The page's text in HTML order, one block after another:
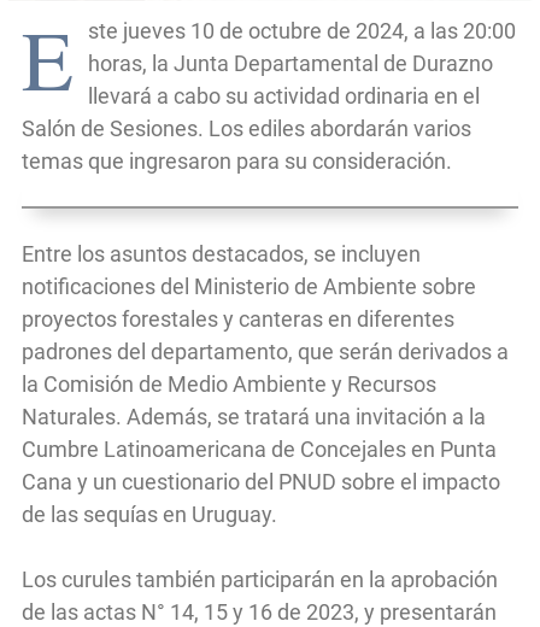
E
ste jueves 10 de octubre de 2024, a las 20:00
horas, la Junta Departamental de Durazno
llevará a cabo su actividad ordinaria en el
Salón de Sesiones. Los ediles abordarán varios
temas que ingresaron para su consideración.
Entre los asuntos destacados, se incluyen
notificaciones del Ministerio de Ambiente sobre
proyectos forestales y canteras en diferentes
padrones del departamento, que serán derivados a
la Comisión de Medio Ambiente y Recursos
Naturales. Además, se tratará una invitación a la
Cumbre Latinoamericana de Concejales en Punta
Cana y un cuestionario del PNUD sobre el impacto
de las sequías en Uruguay.
Los curules también participarán en la aprobación
de las actas N° 14, 15 y 16 de 2023, y presentarán